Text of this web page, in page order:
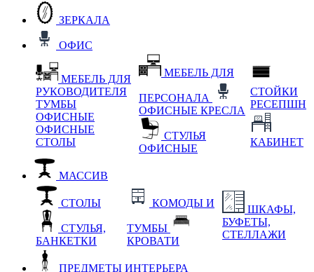
ЗЕРКАЛА
ОФИС
МЕБЕЛЬ ДЛЯ
РУКОВОДИТЕЛЯ
ТУМБЫ
ОФИСНЫЕ
ОФИСНЫЕ
СТОЛЫ
МЕБЕЛЬ ДЛЯ
ПЕРСОНАЛА
ОФИСНЫЕ КРЕСЛА
СТУЛЬЯ
ОФИСНЫЕ
СТОЙКИ
РЕСЕПШН
КАБИНЕТ
МАССИВ
СТОЛЫ
СТУЛЬЯ,
БАНКЕТКИ
КОМОДЫ И
ТУМБЫ
КРОВАТИ
ШКАФЫ,
БУФЕТЫ,
СТЕЛЛАЖИ
ПРЕДМЕТЫ ИНТЕРЬЕРА